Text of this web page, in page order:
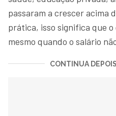
passaram a crescer acima
prática, isso significa que
mesmo quando o salário
CONTINUA